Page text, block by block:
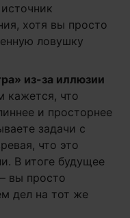
хотя вы просто
ловушку
из-за иллюзии
кажется, что
и просторнее
задачи с
что это
В итоге будущее
вы просто
дел на тот же